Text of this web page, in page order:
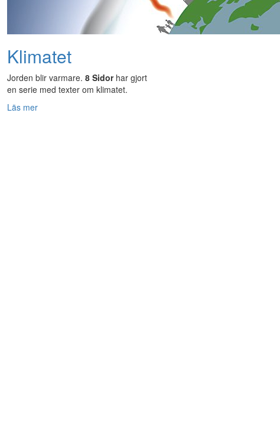
Klimatet
Jorden blir varmare. 8 Sidorhar gjort
en serie med texter om klimatet.
Läs mer